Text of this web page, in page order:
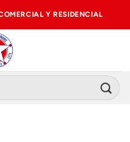
Y RESIDENCIAL